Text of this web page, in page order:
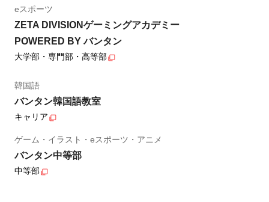
eスポーツ
ZETA DIVISIONゲーミングアカデミー
POWERED BY バンタン
大学部・専門部・高等部
韓国語
バンタン韓国語教室
キャリア
ゲーム・イラスト・eスポーツ・アニメ
バンタン中等部
中等部